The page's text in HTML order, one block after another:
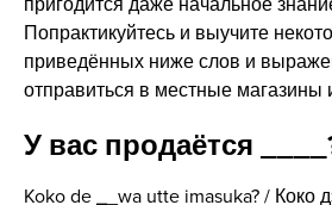
Попрактикуйтесь и выучите
приведённых ниже слов и
отправиться в местные магазины
У вас продаётся
Koko de
_wa utte imasuka? / Коко